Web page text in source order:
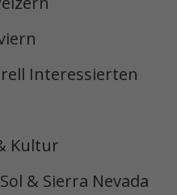
Interessierten
Kultur
& Sierra Nevada